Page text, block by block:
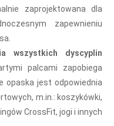
zaprojektowana dla
zapewnieniu
wszystkich dyscyplin
palcami zapobiega
opaska jest odpowiednia
m.in.: koszykówki,
CrossFit, jogi i innych